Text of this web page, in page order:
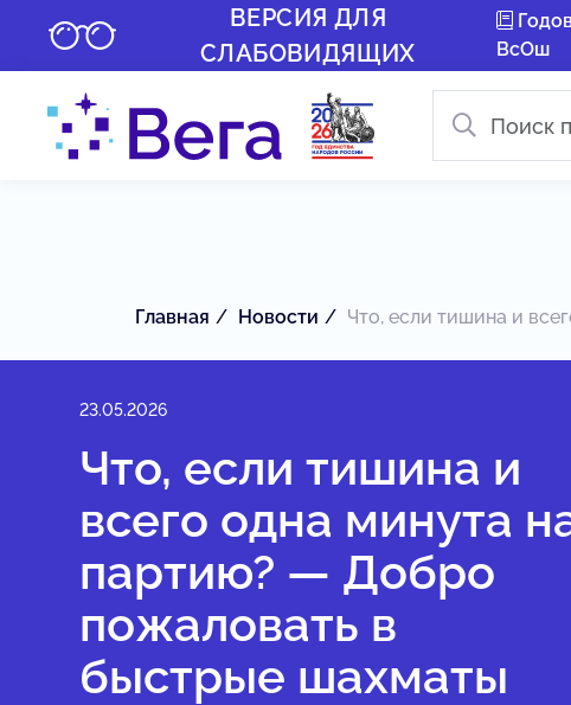
ВЕРСИЯ ДЛЯ
СЛАБОВИДЯЩИХ
ВсОш
Главная Новости Что, если тишина и
23.05.2026
Что, если тишина и
всего одна минута
партию? — Добро
пожаловать в
быстрые шахматы